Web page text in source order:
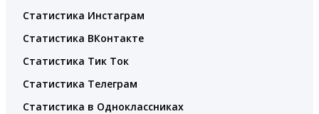
Статистика Инстаграм
Статистика ВКонтакте
Статистика Тик Ток
Статистика Телеграм
Статистика в Одноклассниках